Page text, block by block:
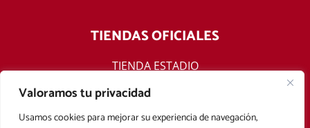
Valoramos tu privacidad
Usamos cookies para mejorar su experiencia de navegación,
TIENDAS OFICIALES
TIENDA ESTADIO
TIENDA ONLINE
F T Y I